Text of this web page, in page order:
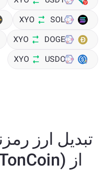
SOL
XYO
DOGE
XYO
USDC
XYO
تبدیل ارز
از Gram (ex Ton/TonCoin)